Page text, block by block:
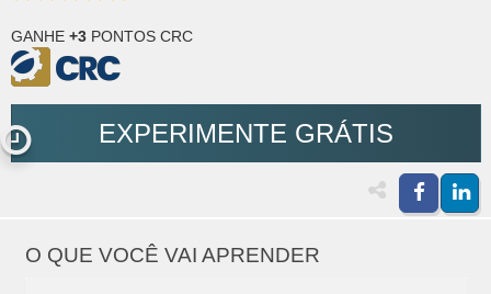
GANHE +3 PONTOS CRC
EXPERIMENTE GRÁTIS
O QUE VOCÊ VAI APRENDER